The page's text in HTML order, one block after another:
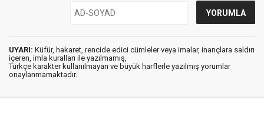
UYARI: Küfür, hakaret, rencide edici cümleler veya imalar, inançlara saldırı
içeren, imla kuralları ile yazılmamış,
Türkçe karakter kullanılmayan ve büyük harflerle yazılmış yorumlar
onaylanmamaktadır.